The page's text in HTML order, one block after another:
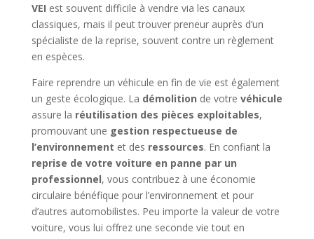
VEI est souvent difficile à vendre via les canaux
classiques, mais il peut trouver preneur auprès d’un
spécialiste de la reprise, souvent contre un règlement
en espèces.
Faire reprendre un véhicule en fin de vie est également
un geste écologique. La démolition de votre véhicule
assure la réutilisation des pièces exploitables,
promouvant une gestion respectueuse de
l’environnement et des ressources. En confiant la
reprise de votre voiture en panne par un
professionnel, vous contribuez à une économie
circulaire bénéfique pour l’environnement et pour
d’autres automobilistes. Peu importe la valeur de votre
voiture, vous lui offrez une seconde vie tout en